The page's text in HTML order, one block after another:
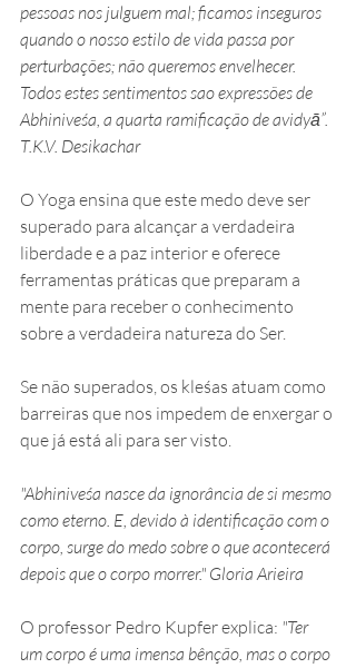
pessoas nos julguem mal; ficamos inseguros
quando o nosso estilo de vida passa por
perturbações; não queremos envelhecer.
Todos estes sentimentos sao expressões de
Abhiniveśa, a quarta ramificação de avidyā”.
T.K.V. Desikachar
O Yoga ensina que este medo deve ser
superado para alcançar a verdadeira
liberdade e a paz interior e oferece
ferramentas práticas que preparam a
mente para receber o conhecimento
sobre a verdadeira natureza do Ser.
Se não superados, os kleśas atuam como
barreiras que nos impedem de enxergar o
que já está ali para ser visto.
"Abhiniveśa nasce da ignorância de si mesmo
como eterno. E, devido à identificação com o
corpo, surge do medo sobre o que acontecerá
depois que o corpo morrer." Gloria Arieira
O professor Pedro Kupfer explica: "Ter
um corpo é uma imensa bênção, mas o corpo